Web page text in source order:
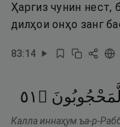
Ҳаргиз чунин нест,
дилҳои онҳо занг
83:14
لَّمَحْجُوبُونَ ۝ ١٥
Калла иннаҳум ъа-р-